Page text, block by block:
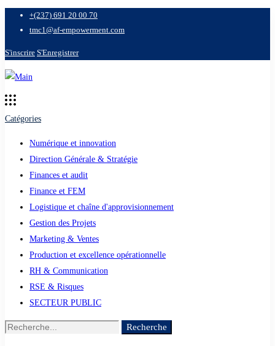
+(237) 691 20 00 70
tmc1@af-empowerment.com
S'inscrire S'Enregistrer
Catégories
Numérique et innovation
Direction Générale & Stratégie
Finances et audit
Finance et FEM
Logistique et chaîne d'approvisionnement
Gestion des Projets
Marketing & Ventes
Production et excellence opérationnelle
RH & Communication
RSE & Risques
SECTEUR PUBLIC
Recherche
Recherche